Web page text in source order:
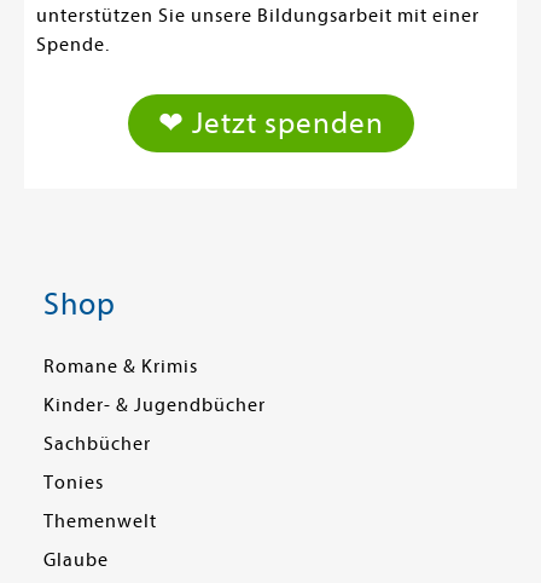
unterstützen Sie unsere Bildungsarbeit mit einer
Spende.
❤ Jetzt spenden
Shop
Romane & Krimis
Kinder- & Jugendbücher
Sachbücher
Tonies
Themenwelt
Glaube